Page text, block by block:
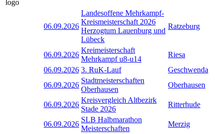
06.09.2026
Landesoffene Mehrkampf-
Kreismeisterschaft 2026
Herzogtum Lauenburg und
Lübeck
Ratzeburg
06.09.2026
Kreimeisterschaft
Mehrkampf u8-u14
Riesa
06.09.2026 3. RuK-Lauf
Geschwenda
06.09.2026
Stadtmeisterschaften
Oberhausen
Oberhausen
06.09.2026
Kreisvergleich Altbezirk
Stade 2026
Ritterhude
06.09.2026
SLB Halbmarathon
Meisterschaften
Merzig